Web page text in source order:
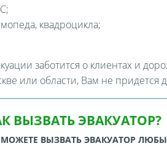
квадроцикла;
заботится о клиентах и
или области, Вам не придется
ВЫЗВАТЬ ЭВАКУАТОР?
ВЫЗВАТЬ ЭВАКУАТОР